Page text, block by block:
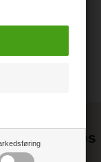
handle hos